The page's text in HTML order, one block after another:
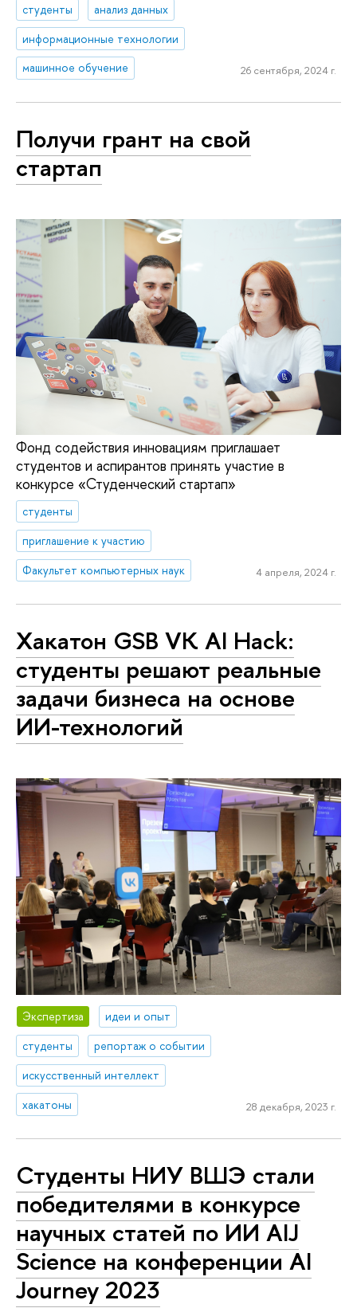
студенты
анализ данных
информационные технологии
машинное обучение
26 сентября, 2024 г.
Получи грант на свой
стартап
Фонд содействия инновациям приглашает
студентов и аспирантов принять участие в
конкурсе «Студенческий стартап»
студенты
приглашение к участию
Факультет компьютерных наук
4 апреля, 2024 г.
Хакатон GSB VK AI Hack:
студенты решают реальные
задачи бизнеса на основе
ИИ-технологий
Экспертиза
идеи и опыт
студенты
репортаж о событии
искусственный интеллект
хакатоны
28 декабря, 2023 г.
Студенты НИУ ВШЭ стали
победителями в конкурсе
научных статей по ИИ AIJ
Science на конференции AI
Journey 2023